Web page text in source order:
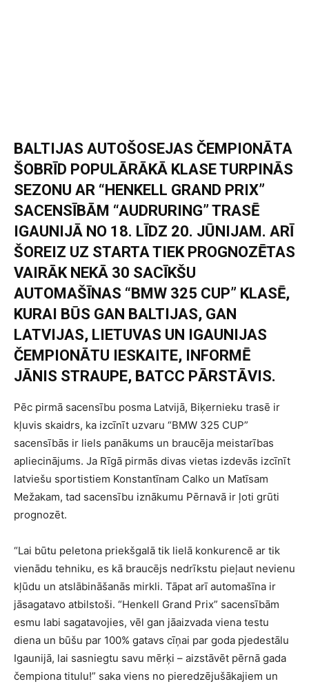
BALTIJAS AUTOŠOSEJAS ČEMPIONĀTA
ŠOBRĪD POPULĀRĀKĀ KLASE TURPINĀS
SEZONU AR “HENKELL GRAND PRIX”
SACENSĪBĀM “AUDRURING” TRASĒ
IGAUNIJĀ NO 18. LĪDZ 20. JŪNIJAM. ARĪ
ŠOREIZ UZ STARTA TIEK PROGNOZĒTAS
VAIRĀK NEKĀ 30 SACĪKŠU
AUTOMAŠĪNAS “BMW 325 CUP” KLASĒ,
KURAI BŪS GAN BALTIJAS, GAN
LATVIJAS, LIETUVAS UN IGAUNIJAS
ČEMPIONĀTU IESKAITE, INFORMĒ
JĀNIS STRAUPE, BATCC PĀRSTĀVIS.
Pēc pirmā sacensību posma Latvijā, Biķernieku trasē ir
kļuvis skaidrs, ka izcīnīt uzvaru “BMW 325 CUP”
sacensībās ir liels panākums un braucēja meistarības
apliecinājums. Ja Rīgā pirmās divas vietas izdevās izcīnīt
latviešu sportistiem Konstantīnam Calko un Matīsam
Mežakam, tad sacensību iznākumu Pērnavā ir ļoti grūti
prognozēt.
“Lai būtu peletona priekšgalā tik lielā konkurencē ar tik
vienādu tehniku, es kā braucējs nedrīkstu pieļaut nevienu
kļūdu un atslābināšanās mirkli. Tāpat arī automašīna ir
jāsagatavo atbilstoši. “Henkell Grand Prix” sacensībām
esmu labi sagatavojies, vēl gan jāaizvada viena testu
diena un būšu par 100% gatavs cīņai par goda pjedestālu
Igaunijā, lai sasniegtu savu mērķi – aizstāvēt pērnā gada
čempiona titulu!” saka viens no pieredzējušākajiem un